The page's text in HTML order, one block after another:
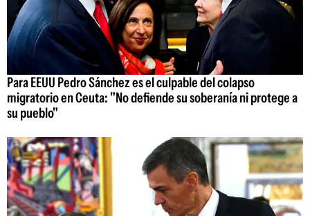
Para EEUU Pedro Sánchez es el culpable del colapso
migratorio en Ceuta: "No defiende su soberanía ni protege a
su pueblo"